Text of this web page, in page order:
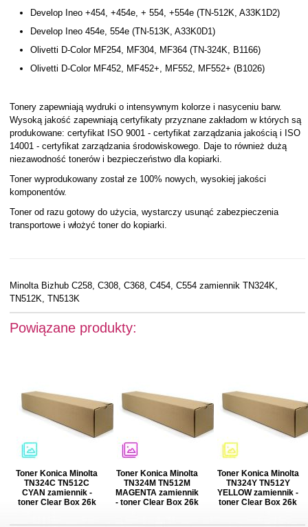
Develop Ineo +454, +454e, + 554, +554e (TN-512K, A33K1D2)
Develop Ineo 454e, 554e (TN-513K, A33K0D1)
Olivetti D-Color MF254, MF304, MF364 (TN-324K, B1166)
Olivetti D-Color MF452, MF452+, MF552, MF552+ (B1026)
Tonery zapewniają wydruki o intensywnym kolorze i nasyceniu barw.
Wysoką jakość zapewniają certyfikaty przyznane zakładom w których są
produkowane: certyfikat ISO 9001 - certyfikat zarządzania jakością i ISO
14001 - certyfikat zarządzania środowiskowego. Daje to również dużą
niezawodność tonerów i bezpieczeństwo dla kopiarki.
Toner wyprodukowany został ze 100% nowych, wysokiej jakości
komponentów.
Toner od razu gotowy do użycia, wystarczy usunąć zabezpieczenia
transportowe i włożyć toner do kopiarki.
Minolta Bizhub C258, C308, C368, C454, C554 zamiennik TN324K,
TN512K, TN513K
Powiązane produkty:
Toner Konica Minolta
TN324C TN512C
CYAN zamiennik -
toner Clear Box 26k
Toner Konica Minolta
TN324M TN512M
MAGENTA zamiennik
- toner Clear Box 26k
Toner Konica Minolta
TN324Y TN512Y
YELLOW zamiennik -
toner Clear Box 26k